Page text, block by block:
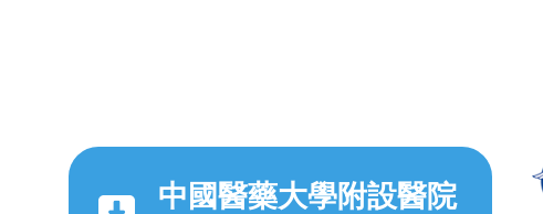
中國醫藥大學附設醫院